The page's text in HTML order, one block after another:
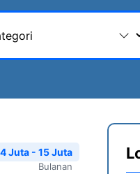
4 Juta - 15 Juta
Bulanan